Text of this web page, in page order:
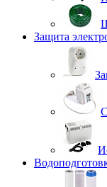
Защита